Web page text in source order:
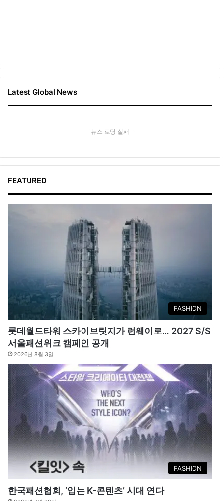
Latest Global News
뉴스 로딩 실패
FEATURED
FASHION
롯데월드타워 스카이브릿지가 런웨이로… 2027 S/S
서울패션위크 캠페인 공개
2026년 8월 3일
FASHION
한국패션협회, ‘입는 K-콘텐츠’ 시대 연다